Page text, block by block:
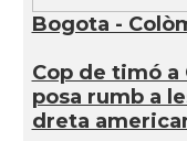
Bogota -
Cop de timó a
posa rumb a
dreta